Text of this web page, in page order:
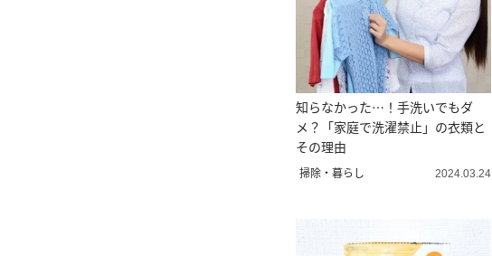
知らなかった…！手洗いでもダ
メ？「家庭で洗濯禁止」の衣類と
その理由
掃除・暮らし 2024.03.24